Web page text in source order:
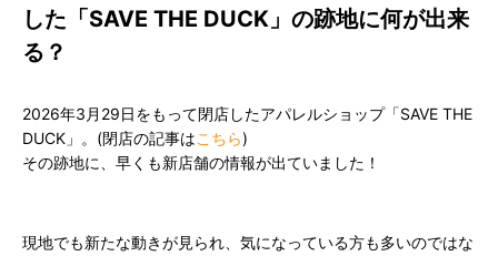
した「SAVE THE DUCK」の跡地に何が出来
る？
2026年3月29日をもって閉店したアパレルショップ「SAVE THE
DUCK」。(閉店の記事はこちら)
その跡地に、早くも新店舗の情報が出ていました！
現地でも新たな動きが見られ、気になっている方も多いのではな